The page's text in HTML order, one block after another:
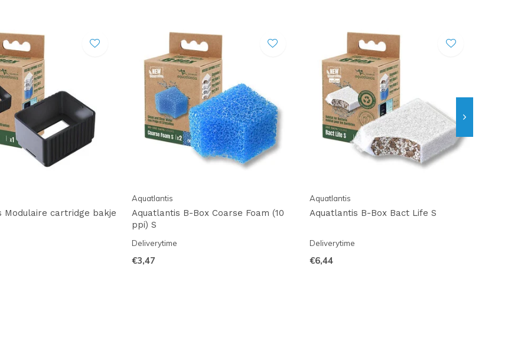
Modulaire cartridge bakje
Aquatlantis
Aquatlantis B-Box Coarse Foam (10
ppi) S
Deliverytime
€3,47
Aquatlantis
Aquatlantis B-Box Bact Life S
Deliverytime
€6,44